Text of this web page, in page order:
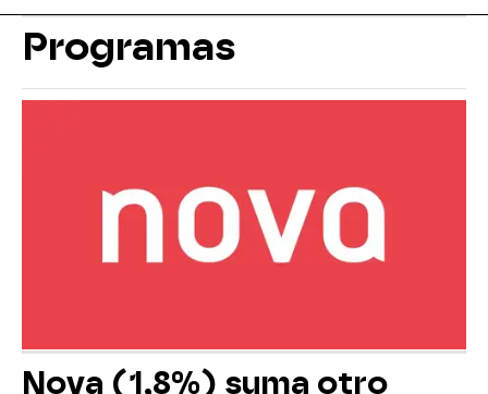
Programas
Nova (1,8%) suma otro